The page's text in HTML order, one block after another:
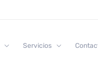
Servicios